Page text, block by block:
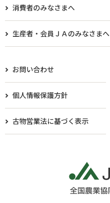
消費者のみなさまへ
生産者・会員ＪＡのみなさまへ​
お問い合わせ
個人情報保護方針
古物営業法に基づく表示